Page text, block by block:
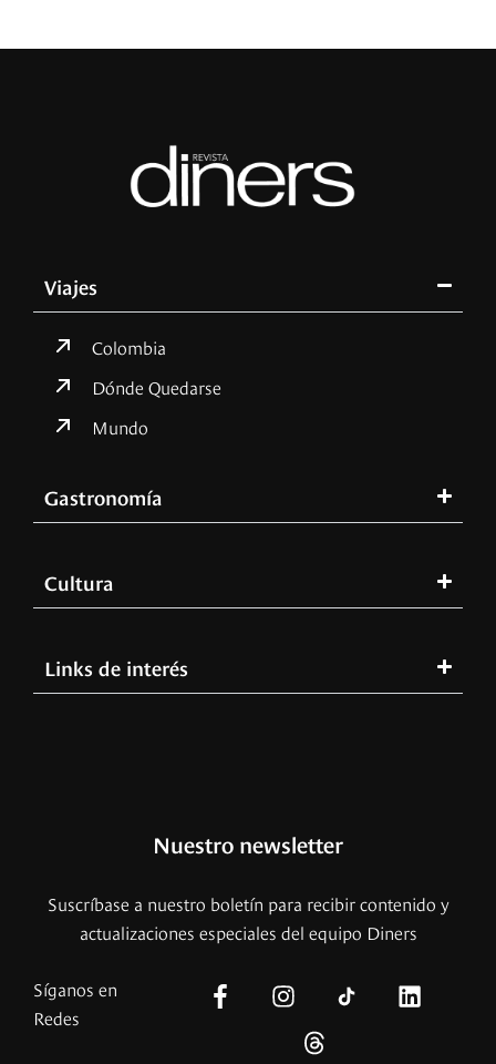
Viajes
Colombia
Dónde Quedarse
Mundo
Gastronomía
Cultura
Links de interés
Nuestro newsletter
Suscríbase a nuestro boletín para recibir contenido y
actualizaciones especiales del equipo Diners
Síganos en
Redes